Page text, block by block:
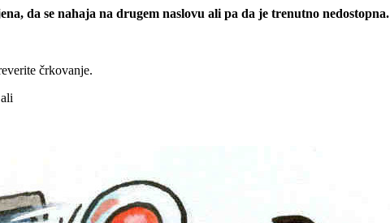
da se nahaja na drugem naslovu ali pa da je trenutno nedostopna.
črkovanje.
ali